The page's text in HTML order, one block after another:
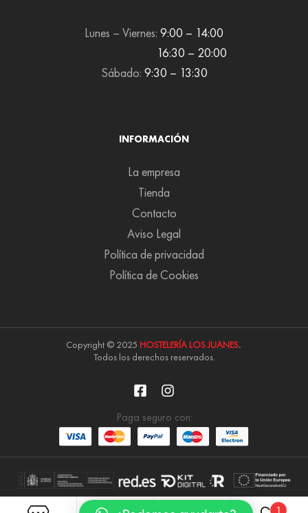
Lunes – Viernes: 9:00 – 14:00
16:30 – 20:00
Sábado: 9:30 – 13:30
INFORMACIÓN
La empresa
Tienda
Contacto
Aviso Legal
Política de privacidad
Política de Cookies
Copyright © 2025 HOSTELERÍA LOS JUANES.
Todos los derechos reservados.
Paga seguro con:
1